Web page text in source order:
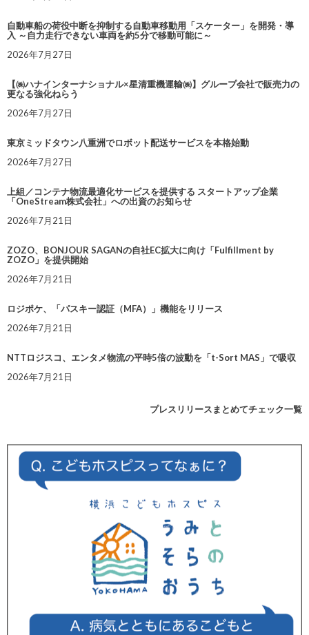
自動車船の荷役中断を抑制する自動車移動用「スケーター」を開発・導
入 ～自力走行できない車両を約5分で移動可能に～
2026年7月27日
【㈱ハナインターナショナル×星清重機運輸㈱】グループ会社で販売力の
更なる強化ねらう
2026年7月27日
東京ミッドタウン八重洲でロボット配送サービスを本格始動
2026年7月27日
上組／コンテナ物流最適化サービスを提供する スタートアップ企業
「OneStream株式会社」への出資のお知らせ
2026年7月21日
ZOZO、BONJOUR SAGANの自社EC拡大に向け「Fulfillment by
ZOZO」を提供開始
2026年7月21日
ロジポケ、「パスキー認証（MFA）」機能をリリース
2026年7月21日
NTTロジスコ、エンタメ物流の平時5倍の波動を「t-Sort MAS」で吸収
2026年7月21日
プレスリリースまとめてチェック一覧